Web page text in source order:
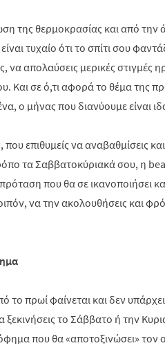
της θερμοκρασίας και από την
τυχαίο ότι το σπίτι σου
να απολαύσεις μερικές στιγμές
Και σε ό,τι αφορά το θέμα της
ο μήνας που διανύουμε είναι
επιθυμείς να αναβαθμίσεις
τα Σαββατοκύριακά σου, η
που θα σε ικανοποιήσει
να την ακολουθήσεις και
το πρωί φαίνεται και δεν
ξεκινήσεις το Σάββατο ή την
που θα «αποτοξινώσει» τον